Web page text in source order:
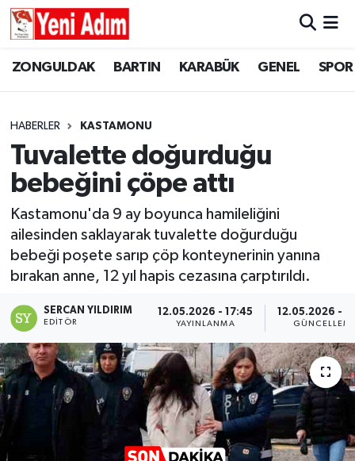
ZONGULDAK BARTIN KARABÜK GENEL SPOR
HABERLER KASTAMONU
Tuvalette doğurduğu
bebeğini çöpe attı
Kastamonu'da 9 ay boyunca hamileliğini
ailesinden saklayarak tuvalette doğurduğu
bebeği poşete sarıp çöp konteynerinin yanına
bırakan anne, 12 yıl hapis cezasına çarptırıldı.
SERCAN YILDIRIM
EDITÖR
12.05.2026 - 17:45
YAYINLANMA
12.05.2026 -
ZONGULDAK
GÜNCEL
SİYASET
RESMİ İLAN
ZONGULDAK
GENEL
SPOR
SİYASET
SAĞLIK
GÜNCEL
RESMİ İLAN
Künye
Zonguldak Hava Durumu
Tüm Manşetler
Son Dakika Haberleri
Haber Arşivi